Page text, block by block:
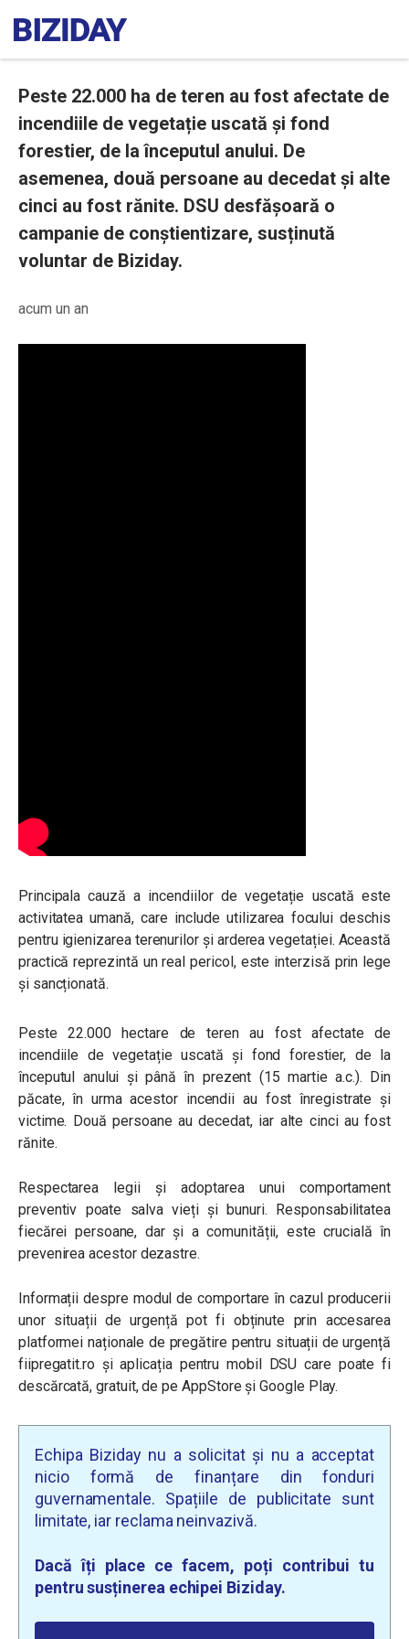
Peste 22.000 ha de teren au fost afectate de
incendiile de vegetație uscată și fond
forestier, de la începutul anului. De
asemenea, două persoane au decedat și alte
cinci au fost rănite. DSU desfășoară o
campanie de conștientizare, susținută
voluntar de Biziday.
acum un an
Principala cauză a incendiilor de vegetație uscată este
activitatea umană, care include utilizarea focului deschis
pentru igienizarea terenurilor și arderea vegetației. Această
practică reprezintă un real pericol, este interzisă prin lege
și sancționată.
Peste 22.000 hectare de teren au fost afectate de
incendiile de vegetație uscată și fond forestier, de la
începutul anului și până în prezent (15 martie a.c.). Din
păcate, în urma acestor incendii au fost înregistrate și
victime. Două persoane au decedat, iar alte cinci au fost
rănite.
Respectarea legii și adoptarea unui comportament
preventiv poate salva vieți și bunuri. Responsabilitatea
fiecărei persoane, dar și a comunității, este crucială în
prevenirea acestor dezastre.
Informații despre modul de comportare în cazul producerii
unor situații de urgență pot fi obținute prin accesarea
platformei naționale de pregătire pentru situații de urgență
fiipregatit.ro și aplicația pentru mobil DSU care poate fi
descărcată, gratuit, de pe AppStore și Google Play.
Echipa Biziday nu a solicitat și nu a acceptat
nicio formă de finanțare din fonduri
guvernamentale. Spațiile de publicitate sunt
limitate, iar reclama neinvazivă.
Dacă îți place ce facem, poți contribui tu
pentru susținerea echipei Biziday.